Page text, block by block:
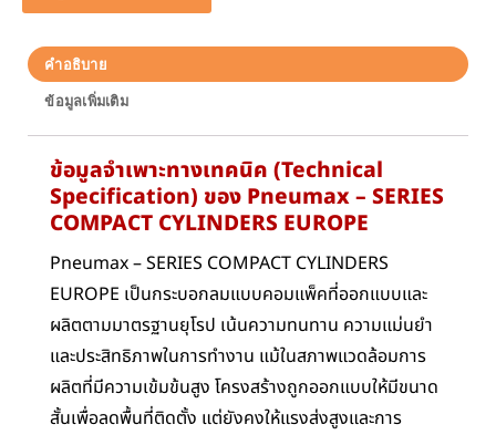
คำอธิบาย
ข้อมูลเพิ่มเติม
ข้อมูลจำเพาะทางเทคนิค (Technical
Specification) ของ Pneumax – SERIES
COMPACT CYLINDERS EUROPE
Pneumax – SERIES COMPACT CYLINDERS
EUROPE เป็นกระบอกลมแบบคอมแพ็คที่ออกแบบและ
ผลิตตามมาตรฐานยุโรป เน้นความทนทาน ความแม่นยำ
และประสิทธิภาพในการทำงาน แม้ในสภาพแวดล้อมการ
ผลิตที่มีความเข้มข้นสูง โครงสร้างถูกออกแบบให้มีขนาด
สั้นเพื่อลดพื้นที่ติดตั้ง แต่ยังคงให้แรงส่งสูงและการ